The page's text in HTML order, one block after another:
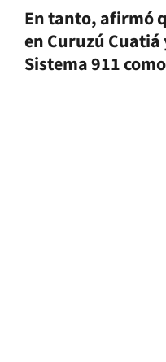
En tanto, afirmó
en Curuzú
Sistema 911